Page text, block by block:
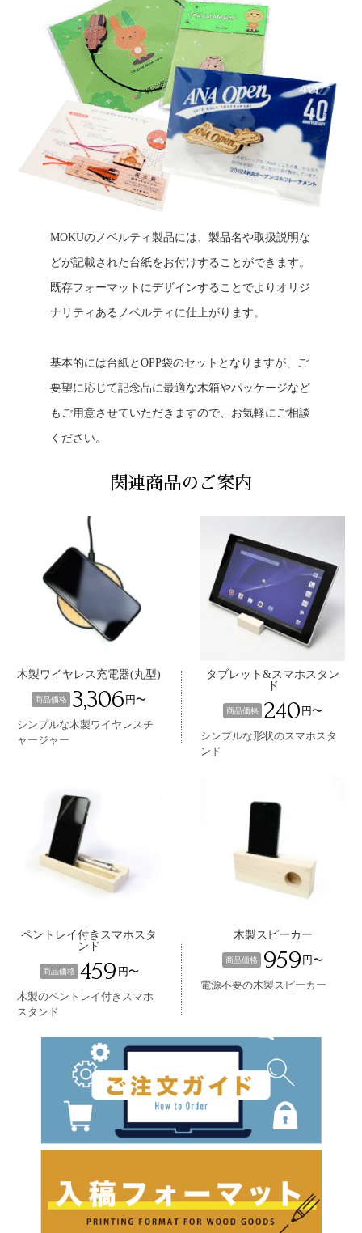
MOKUのノベルティ製品には、製品名や取扱説明な
どが記載された台紙をお付けすることができます。
既存フォーマットにデザインすることでよりオリジ
ナリティあるノベルティに仕上がります。
基本的には台紙とOPP袋のセットとなりますが、ご
要望に応じて記念品に最適な木箱やパッケージなど
もご用意させていただきますので、お気軽にご相談
ください。
関連商品のご案内
木製ワイヤレス充電器(丸型)
商品価格 3,306 円〜
シンプルな木製ワイヤレスチ
ャージャー
タブレット&スマホスタン
ド
商品価格 240 円〜
シンプルな形状のスマホスタ
ンド
ペントレイ付きスマホスタ
ンド
商品価格 459 円〜
木製のペントレイ付きスマホ
スタンド
木製スピーカー
商品価格 959 円〜
電源不要の木製スピーカー